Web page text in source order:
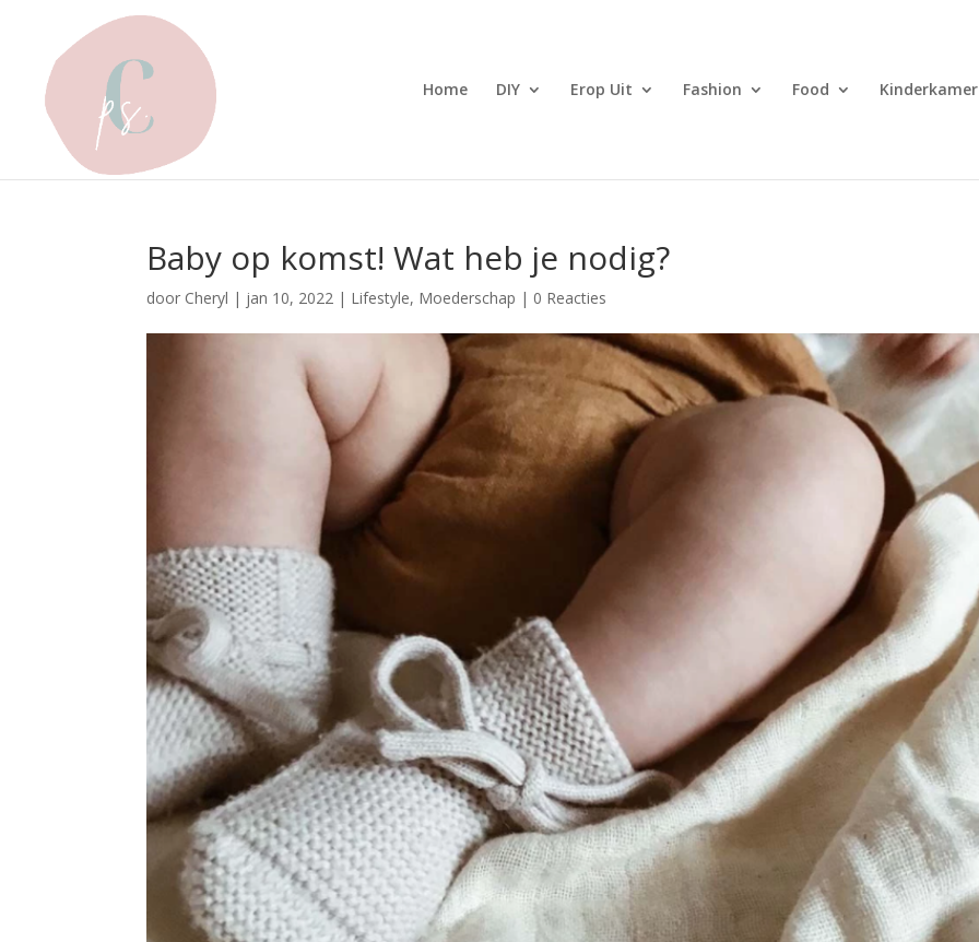
Home DIY Erop Uit Fashion Food Kinderkamer
Baby op komst! Wat heb je nodig?
door Cheryl | jan 10, 2022 | Lifestyle, Moederschap | 0 Reacties